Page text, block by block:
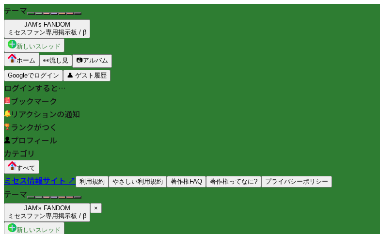
テーマ
JAM's FANDOM
ミセスファン専用掲示板 / β
新しいスレッド
ホーム
👀流し見 📷アルバム
Googleでログイン 👤 ゲスト履歴
ログインすると…
ブックマーク
リアクションの通知
ランクがつく
プロフィール
カテゴリ
すべて
ミセス情報サイト ↗ 利用規約 やさしい利用規約 著作権FAQ 著作権ってなに? プライバシーポリシー
テーマ
JAM's FANDOM
ミセスファン専用掲示板 / β
×
新しいスレッド